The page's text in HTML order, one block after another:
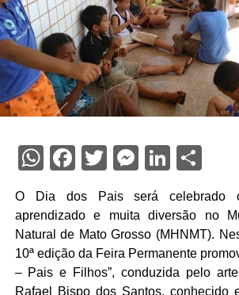
WhatsApp
Facebook
Twitter
O Dia dos Pais será celebrado
aprendizado e muita diversão no
Natural de Mato Grosso (MHNMT).
10ª edição da Feira Permanente
– Pais e Filhos”, conduzida pelo
Rafael Bispo dos Santos, conhecido